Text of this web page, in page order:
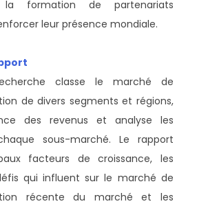
formation de partenariats
leur présence mondiale.
classe le marché de
de divers segments et régions,
des revenus et analyse les
sous-marché. Le rapport
facteurs de croissance, les
qui influent sur le marché de
récente du marché et les